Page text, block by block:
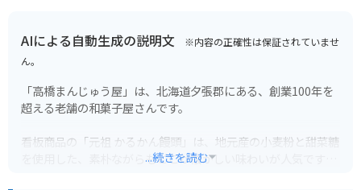
AIによる自動生成の説明文 ※内容の正確性は保証されていませ
ん。
「高橋まんじゅう屋」は、北海道夕張郡にある、創業100年を
超える老舗の和菓子屋さんです。
看板商品の「元祖 かるかん饅頭」は、地元産の小麦粉と甜菜糖
を使用した、素朴ながらもどこか懐かしい味わいが人気です。
...続きを読む